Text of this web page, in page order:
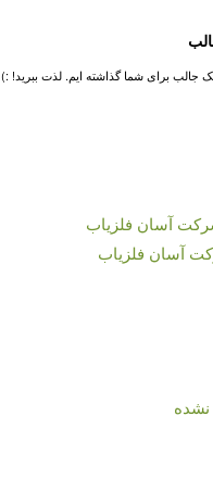
جالب برای شما گذاشته ایم. لذت ببرید! :)
آسان فلزیاب
آسان فلزیاب